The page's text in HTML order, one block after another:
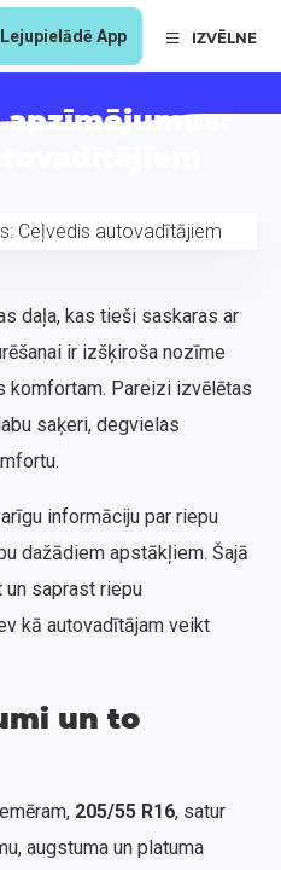
Lejupielādē App IZVĒLNE
daļa, kas tieši saskaras ar
ir izšķiroša nozīme
komfortam. Pareizi izvēlētas
saķeri, degvielas
informāciju par riepu
dažādiem apstākļiem. Šajā
saprast riepu
kā autovadītājam veikt
un to
205/55 R16, satur
augstuma un platuma